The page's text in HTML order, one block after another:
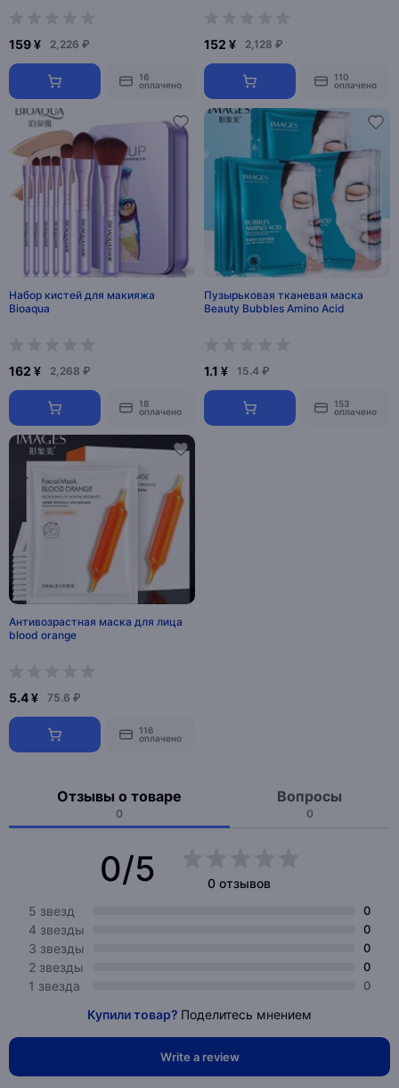
159 ¥ 2,226 ₽
16
оплачено
152 ¥ 2,128 ₽
110
оплачено
Набор кистей для макияжа
Bioaqua
162 ¥ 2,268 ₽
18
оплачено
Пузырьковая тканевая маска
Beauty Bubbles Amino Acid
1.1 ¥ 15.4 ₽
153
оплачено
Антивозрастная маска для лица
blood orange
5.4 ¥ 75.6 ₽
116
оплачено
Отзывы о товаре
0
Вопросы
0
0/5
0 отзывов
5 звезд
0
4 звезды 0
3 звезды 0
2 звезды 0
1 звезда 0
Купили товар? Поделитесь мнением
Write a review